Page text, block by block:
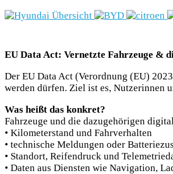
EU Data Act: Vernetzte Fahrzeuge &
Der EU Data Act (Verordnung (EU)
werden dürfen. Ziel ist es, Nutzerinnen
Was heißt das konkret?
Fahrzeuge und die dazugehörigen
• Kilometerstand und Fahrverhalten
• technische Meldungen oder
• Standort, Reifendruck und
• Daten aus Diensten wie Navigation,